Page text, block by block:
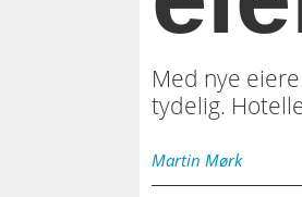
Med nye
tydelig.
Martin Mørk